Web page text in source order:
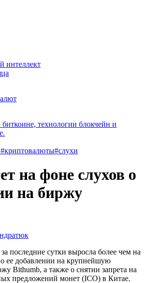
интеллект
технологии блокчейн и
#криптовалюты#слухи
на фоне слухов о
на биржу
последние сутки выросла более чем на
ее добавлении на крупнейшую
Bithumb, а также о снятии запрета на
предложений монет (ICO) в Китае.